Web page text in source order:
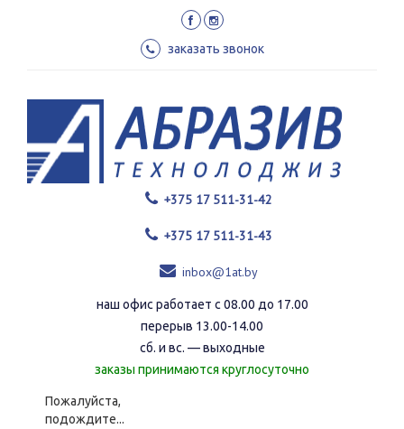
заказать звонок
+375 17 511-31-42
+375 17 511-31-43
inbox@1at.by
наш офис работает с 08.00 до 17.00
перерыв 13.00-14.00
сб. и вс. — выходные
заказы принимаются круглосуточно
Пожалуйста,
подождите...